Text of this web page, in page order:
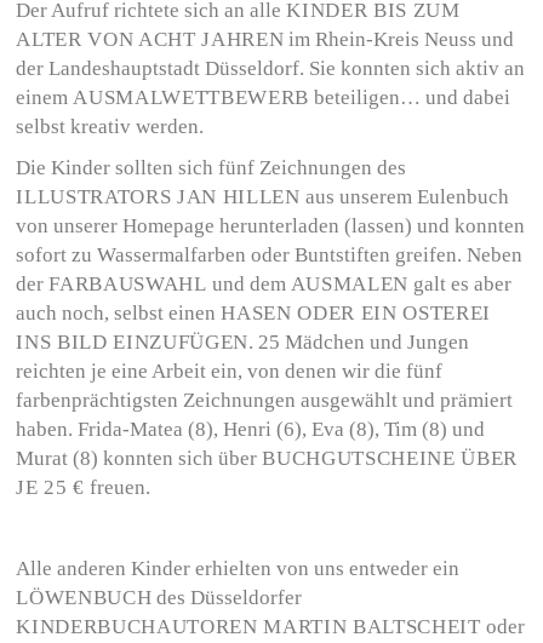
Der Aufruf richtete sich an alleKINDER BIS ZUM
ALTER VON ACHT JAHREN im Rhein-Kreis Neuss und
der Landeshauptstadt Düsseldorf. Sie konnten sich aktiv an
einem AUSMALWETTBEWERB beteiligen… und dabei
selbst kreativ werden.
Die Kinder sollten sich fünf Zeichnungen des
ILLUSTRATORS JAN HILLEN aus unserem Eulenbuch
von unserer Homepage herunterladen (lassen) und konnten
sofort zu Wassermalfarben oder Buntstiften greifen. Neben
derFARBAUSWAHL und dem AUSMALEN galt es aber
auch noch, selbst einenHASEN ODER EIN OSTEREI
INS BILD EINZUFÜGEN. 25 Mädchen und Jungen
reichten je eine Arbeit ein, von denen wir die fünf
farbenprächtigsten Zeichnungen ausgewählt und prämiert
haben. Frida-Matea (8), Henri (6), Eva (8), Tim (8) und
Murat (8) konnten sich überBUCHGUTSCHEINE ÜBER
JE 25 € freuen.
Alle anderen Kinder erhielten von uns entweder ein
LÖWENBUCH des Düsseldorfer
KINDERBUCHAUTOREN MARTIN BALTSCHEIT oder